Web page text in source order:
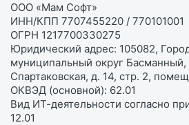
ООО «Мам Софт»
ИНН/КПП 7707455220 / 770101001
ОГРН 1217700330275
Юридический адрес: 105082,
муниципальный округ Басманный,
Спартаковская, д. 14, стр. 2,
ОКВЭД (основной): 62.01
Вид ИТ-деятельности согласно
12.01